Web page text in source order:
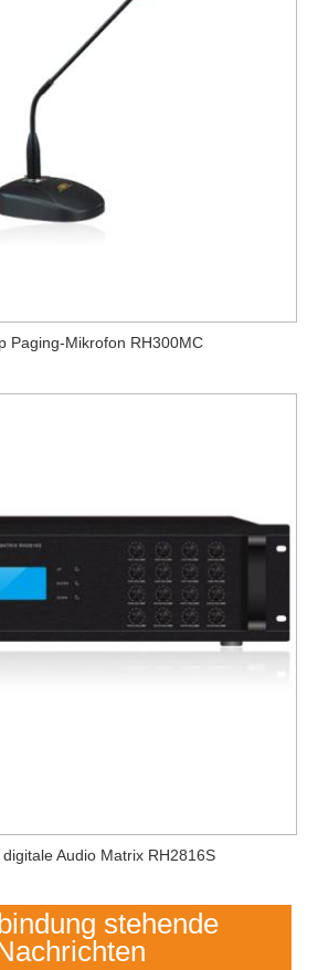
Paging-Mikrofon RH300MC
Audio Matrix RH2816S
stehende